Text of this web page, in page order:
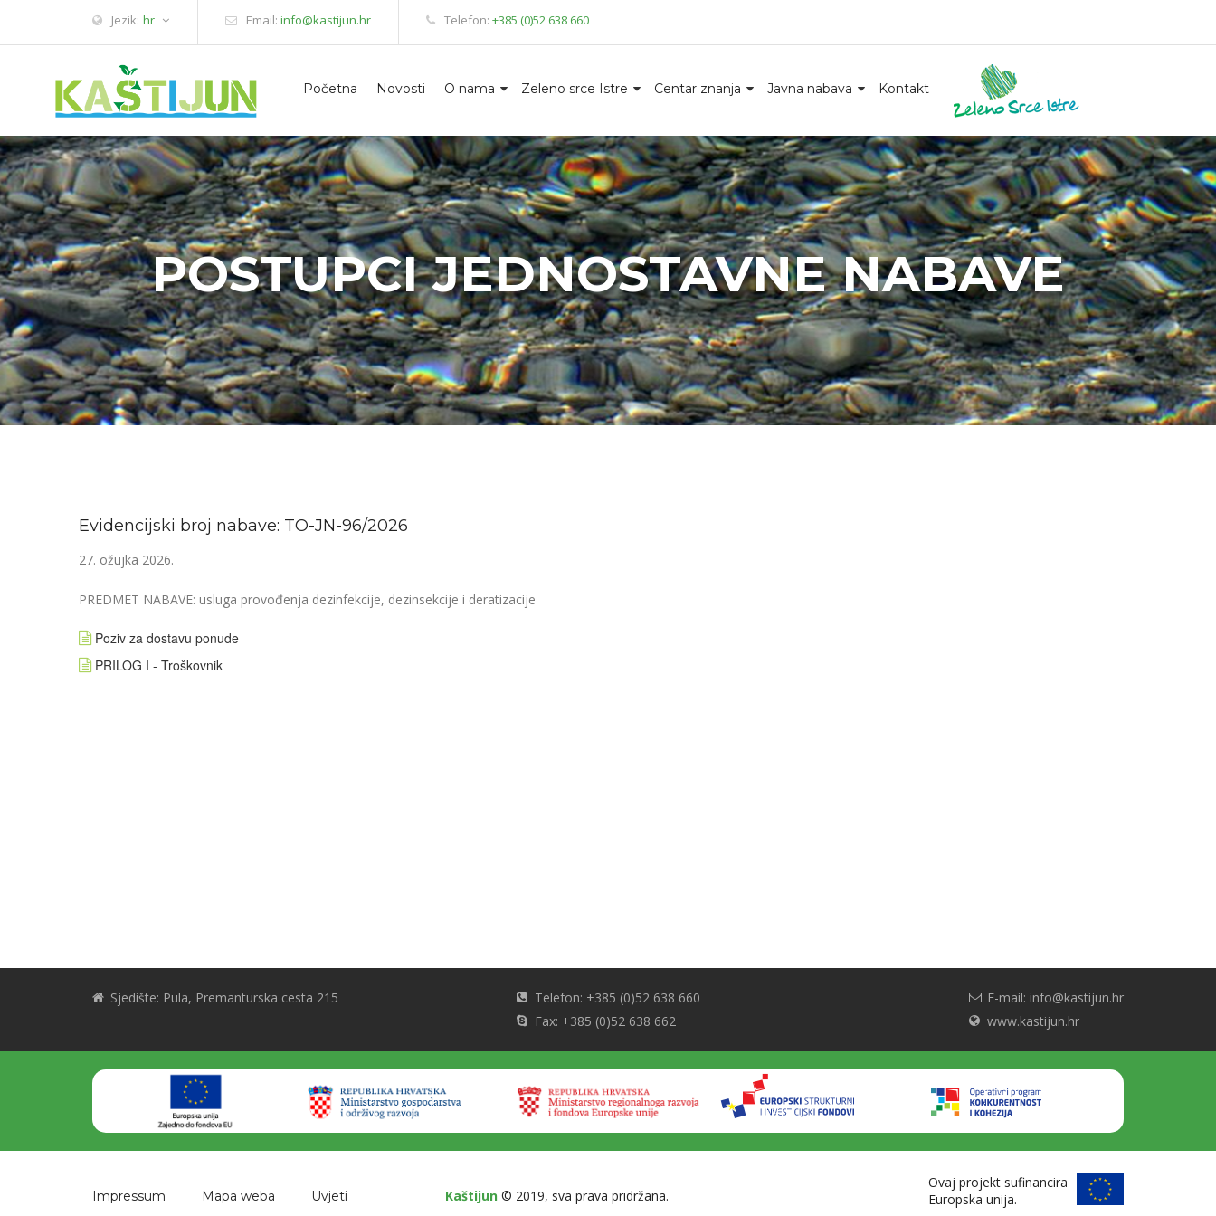
Jezik: hr Email: info@kastijun.hr Telefon: +385 (0)52 638 660
Početna Novosti O nama Zeleno srce Istre Centar znanja Javna nabava Kontakt
POSTUPCI JEDNOSTAVNE NABAVE
Evidencijski broj nabave: TO-JN-96/2026
27. ožujka 2026.
PREDMET NABAVE: usluga provođenja dezinfekcije, dezinsekcije i deratizacije
Poziv za dostavu ponude
PRILOG I - Troškovnik
Sjedište: Pula, Premanturska cesta 215
Telefon: +385 (0)52 638 660
Fax: +385 (0)52 638 662
E-mail: info@kastijun.hr
www.kastijun.hr
Impressum Mapa weba Uvjeti Kaštijun © 2019, sva prava pridržana.
Ovaj projekt sufinancira
Europska unija.